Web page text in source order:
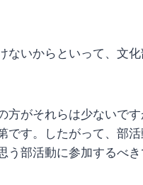
ないからといって、文
方がそれらは少ないです
です。したがって、部
部活動に参加するべき